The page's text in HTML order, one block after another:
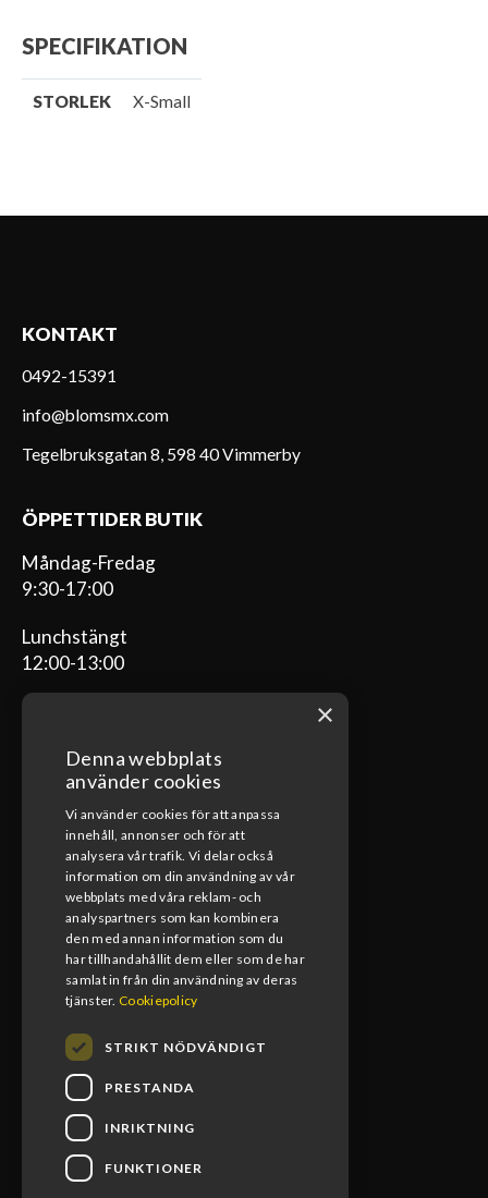
SPECIFIKATION
STORLEK X-Small
KONTAKT
0492-15391
info@blomsmx.com
Tegelbruksgatan 8, 598 40 Vimmerby
ÖPPETTIDER BUTIK
Måndag-Fredag
9:30-17:00
Lunchstängt
12:00-13:00
ÖPPETTIDER VERKSTAD
Måndag-Fredag
08:00-17:00
Lunchstängt
12:00-13:00
×
Denna webbplats
använder cookies
Vi använder cookies för att anpassa
innehåll, annonser och för att
analysera vår trafik. Vi delar också
information om din användning av vår
webbplats med våra reklam- och
analyspartners som kan kombinera
den med annan information som du
har tillhandahållit dem eller som de har
samlat in från din användning av deras
tjänster. Cookiepolicy
STRIKT NÖDVÄNDIGT
PRESTANDA
INRIKTNING
FUNKTIONER